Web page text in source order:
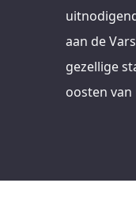
aan de
gezellige
oosten